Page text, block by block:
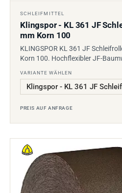
SCHLEIFMITTEL
Klingspor - KL 361 JF
mm Korn 100
KLINGSPOR KL 361 JF
Korn 100. Hochflexibler JF-
VARIANTE WÄHLEN
PREIS AUF ANFRAGE